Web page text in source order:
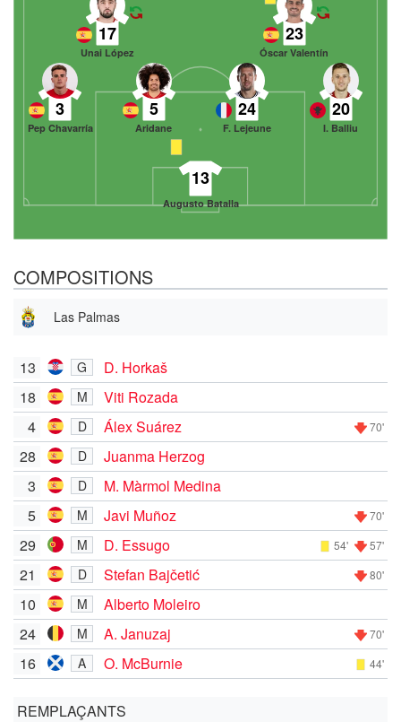
13
Augusto Batalla
3
Pep Chavarría
5
Aridane
24
F. Lejeune
20
I. Balliu
17
Unai López
23
Óscar Valentín
COMPOSITIONS
Las Palmas
13 G
D. Horkaš
18
M
Viti Rozada
4
D Álex Suárez 70'
28 D
Juanma Herzog
3
D
M. Màrmol Medina
5
M Javi Muñoz 70'
29 M D. Essugo 54' 57'
21 D Stefan Bajčetić 80'
10 M
Alberto Moleiro
24
M A. Januzaj 70'
16 A O. McBurnie 44'
REMPLAÇANTS